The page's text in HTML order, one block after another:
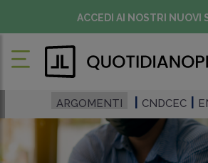
ACCEDI AI NOSTRI NUOVI
ARGOMENTI CNDCEC